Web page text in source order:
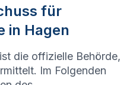
für
in Hagen
die offizielle Behörde,
Im Folgenden